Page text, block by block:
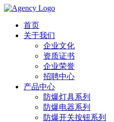
首页
关于我们
企业文化
资质证书
企业荣誉
招聘中心
产品中心
防爆灯具系列
防爆电器系列
防爆开关按钮系列